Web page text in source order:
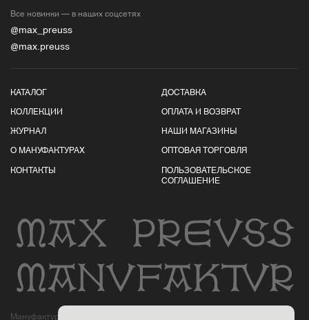
Все новинки — в наших соцсетях
@max_preuss
@max.preuss
КАТАЛОГ
КОЛЛЕКЦИИ
ЖУРНАЛ
О МАНУФАКТУРАХ
КОНТАКТЫ
ДОСТАВКА
ОПЛАТА И ВОЗВРАТ
НАШИ МАГАЗИНЫ
ОПТОВАЯ ТОРГОВЛЯ
ПОЛЬЗОВАТЕЛЬСКОЕ
СОГЛАШЕНИЕ
Мануфактуры Макса Пройса